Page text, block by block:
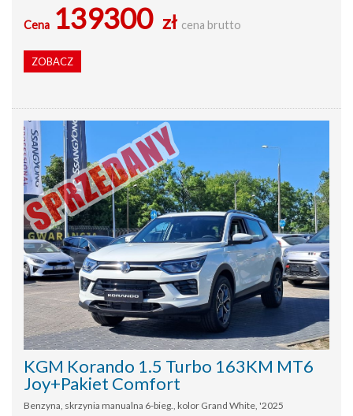
Cena 139300 zł cena brutto
ZOBACZ
KGM Korando 1.5 Turbo 163KM MT6
Joy+Pakiet Comfort
Benzyna, skrzynia manualna 6-bieg., kolor Grand White, '2025